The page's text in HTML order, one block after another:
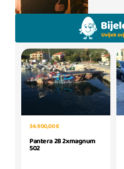
34.900,00 €
Pantera 28 2xmagnum
502